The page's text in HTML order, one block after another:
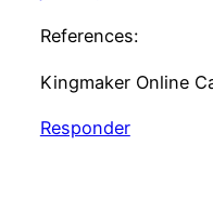
References:
Kingmaker Online
Responder